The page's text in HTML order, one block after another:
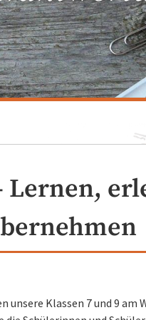
Lernen,
unsere Klassen 7 und 9 am